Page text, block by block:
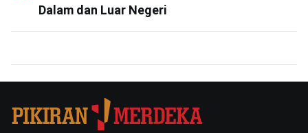
Dalam dan Luar Negeri